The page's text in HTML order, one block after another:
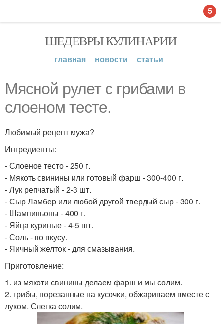
ШЕДЕВРЫ КУЛИНАРИИ
главная новости статьи
Мясной рулет с грибами в
слоеном тесте.
Любимый рецепт мужа?
Ингредиенты:
- Слоеное тесто - 250 г.
- Мякоть свинины или готовый фарш - 300-400 г.
- Лук репчатый - 2-3 шт.
- Сыр Ламбер или любой другой твердый сыр - 300 г.
- Шампиньоны - 400 г.
- Яйца куриные - 4-5 шт.
- Соль - по вкусу.
- Яичный желток - для смазывания.
Приготовление:
1. из мякоти свинины делаем фарш и мы солим.
2. грибы, порезанные на кусочки, обжариваем вместе с
луком. Слегка солим.
5